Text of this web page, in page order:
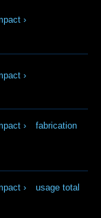
›
›
›
fabrication
›
usage total